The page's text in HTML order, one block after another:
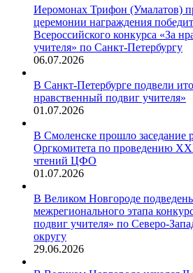
Иеромонах Трифон (Умалатов)
церемонии награждения
Всероссийского конкурса «За
учителя» по Санкт-Петербургу
06.07.2026
В Санкт-Петербурге подвели
нравственный подвиг учителя»
01.07.2026
В Смоленске прошло заседание
Оргкомитета по проведению
чтений ЦФО
01.07.2026
В Великом Новгороде
межрегионального этапа
подвиг учителя» по Северо-
округу
29.06.2026